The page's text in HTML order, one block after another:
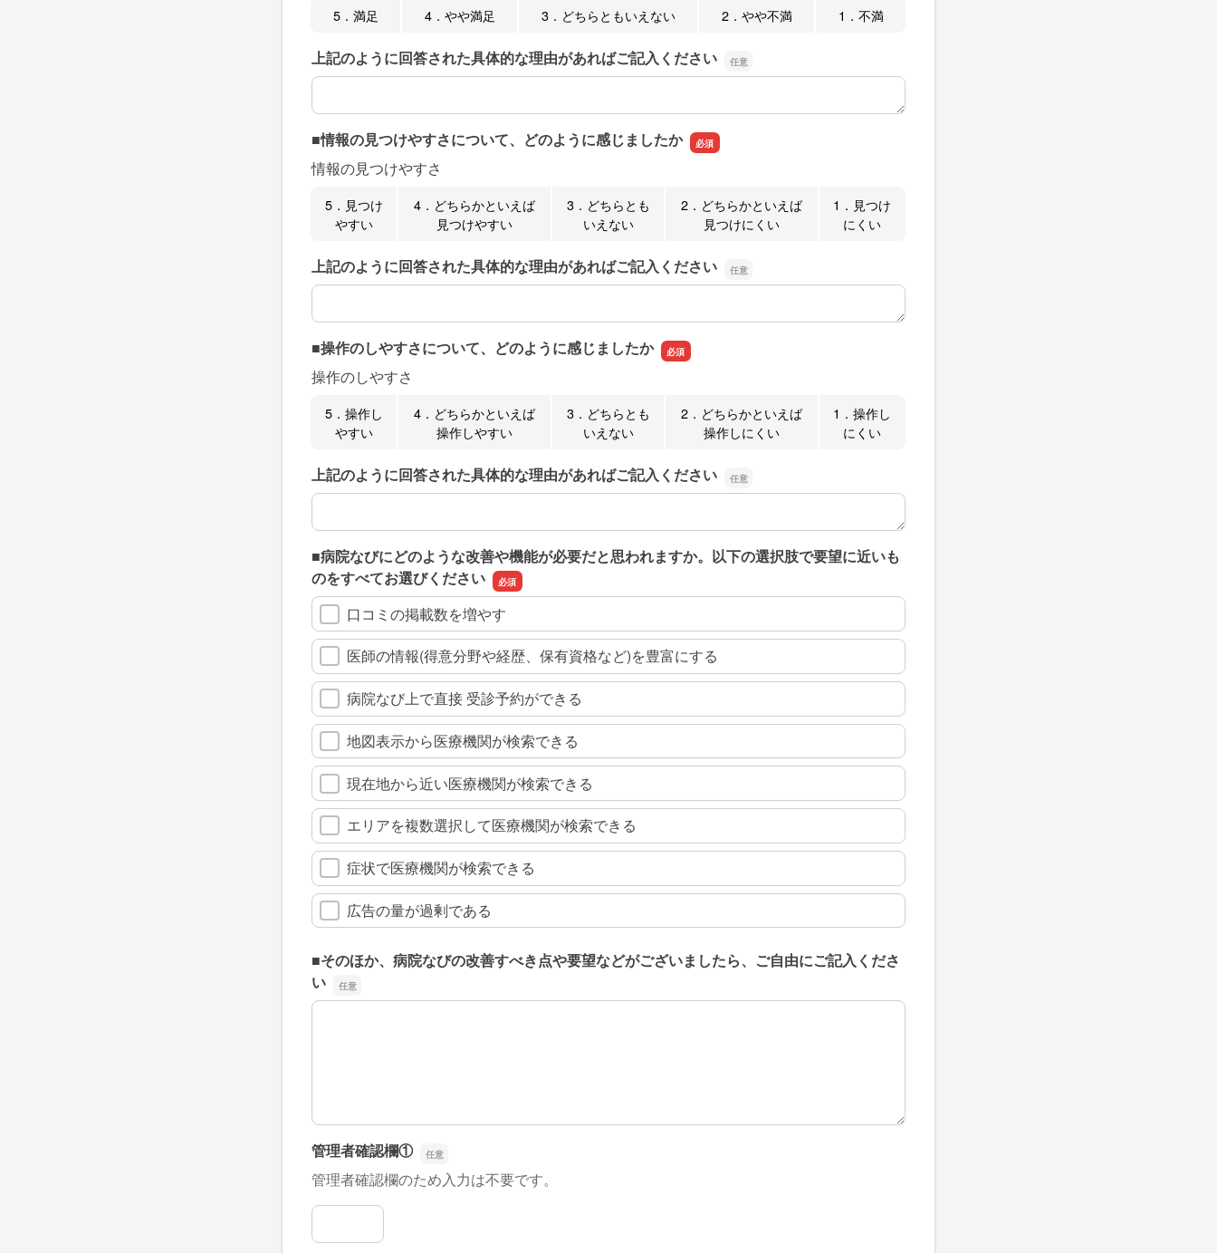
5．満足 4．やや満足 3．どちらともいえない 2．やや不満 1．不満
上記のように回答された具体的な理由があればご記入ください
上記のように回答された具体的な理由があればご記入ください
■情報の見つけやすさについて、どのように感じましたか
情報の見つけやすさ
5．見つけ
やすい
4．どちらかといえば
見つけやすい
3．どちらとも
いえない
2．どちらかといえば
見つけにくい
1．見つけ
にくい
上記のように回答された具体的な理由があればご記入ください
上記のように回答された具体的な理由があればご記入ください
■操作のしやすさについて、どのように感じましたか
操作のしやすさ
5．操作し
やすい
4．どちらかといえば
操作しやすい
3．どちらとも
いえない
2．どちらかといえば
操作しにくい
1．操作し
にくい
上記のように回答された具体的な理由があればご記入ください
上記のように回答された具体的な理由があればご記入ください
■病院なびにどのような改善や機能が必要だと思われますか。以下の選択肢で要望に近いも
のをすべてお選びください
口コミの掲載数を増やす
医師の情報(得意分野や経歴、保有資格など)を豊富にする
病院なび上で直接 受診予約ができる
地図表示から医療機関が検索できる
現在地から近い医療機関が検索できる
エリアを複数選択して医療機関が検索できる
症状で医療機関が検索できる
広告の量が過剰である
■そのほか、病院なびの改善すべき点や要望などがございましたら、ご自由にご記入くださ
い
■そのほか、病院なびの改善すべき点や要望などがございましたら、ご自由にご記入ください
管理者確認欄①
管理者確認欄のため入力は不要です。
管理者確認欄①